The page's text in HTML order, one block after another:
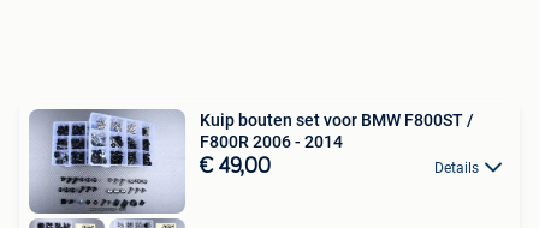
Kuip bouten set voor BMW F800ST /
F800R 2006 - 2014
€ 49,00 Details